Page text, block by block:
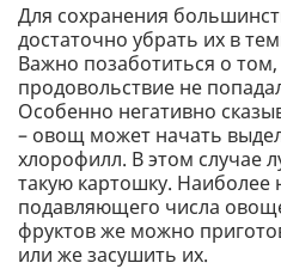
Для сохранения
достаточно убрать их в
Важно позаботиться о
продовольствие не
Особенно негативно
– овощ может начать
хлорофилл. В этом случае
такую картошку.
подавляющего числа
фруктов же можно
или же засушить их.